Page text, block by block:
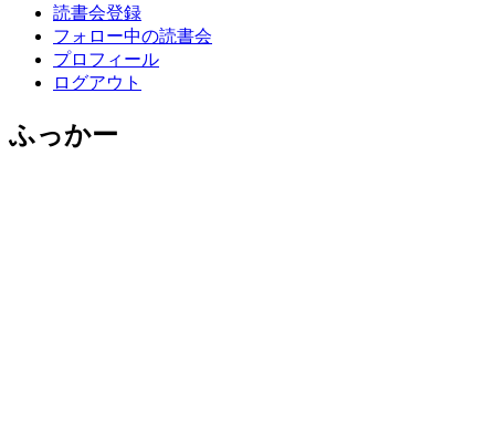
読書会登録
フォロー中の読書会
プロフィール
ログアウト
ふっかー